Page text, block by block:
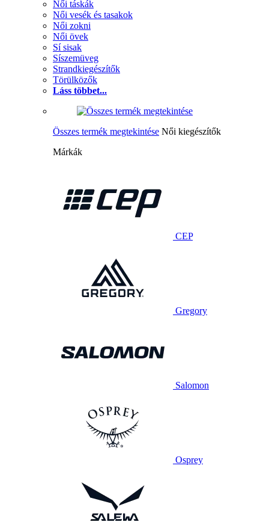
Női táskák
Női vesék és tasakok
Női zokni
Női övek
Sí sisak
Síszemüveg
Strandkiegészítők
Törülközők
Láss többet...
Összes termék megtekintése Női kiegészítők
Márkák
CEP
Gregory
Salomon
Osprey